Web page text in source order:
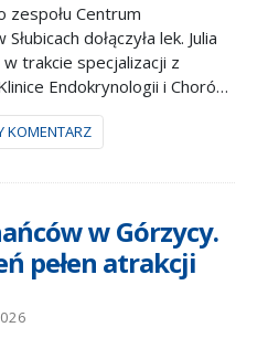
zespołu Centrum
dołączyła lek. Julia
trakcie specjalizacji z
Endokrynologii i Chorób
Szpitala Klinicznego w
terminy przyjęć –
KOMENTARZ
w Górzycy.
pełen atrakcji